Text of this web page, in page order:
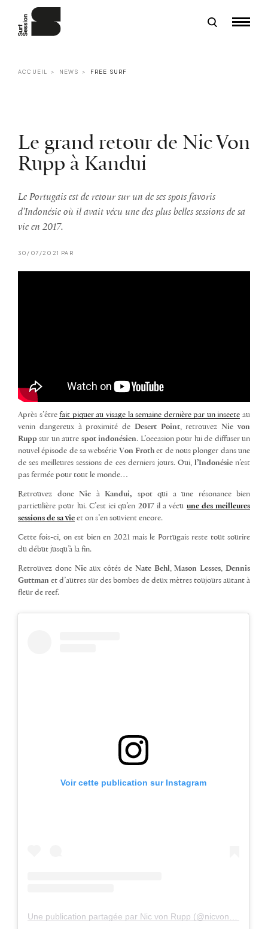
ACCUEIL NEWS FREE SURF
Le grand retour de Nic Von
Rupp à Kandui
Le Portugais est de retour sur un de ses spots favoris
d'Indonésie où il avait vécu une des plus belles sessions de sa
vie en 2017.
30/07/2021 PAR
Après s’êtrefait piquer au visage la semaine dernière par un insecte au
venin dangereux à proximité de Desert Point, retrouvezNic von
Rupp sur un autre spot indonésien. L’occasion pour lui de diffuser un
nouvel épisode de sa websérie Von Froth et de nous plonger dans une
de ses meilleures sessions de ces derniers jours. Oui, l’Indonésien’est
pas fermée pour tout le monde…
Retrouvez donc Nic à Kandui, spot qui a une résonance bien
particulière pour lui. C’est ici qu’en 2017 il a vécu une des meilleures
sessions de sa vie et on s’en souvient encore.
Cette fois-ci, on est bien en 2021 mais le Portugais reste tout sourire
du début jusqu’à la fin.
Retrouvez donc Nicaux côtés de Nate Behl,Mason Lesses,Dennis
Guttman et d’autres sur des bombes de deux mètres toujours autant à
fleur de reef.
Voir cette publication sur Instagram